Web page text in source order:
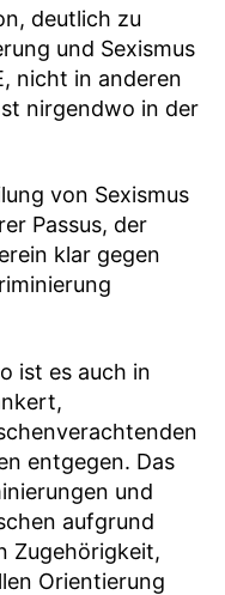
deutlich zu
und Sexismus
nicht in anderen
nirgendwo in der
von Sexismus
Passus, der
klar gegen
ist es auch in
entgegen. Das
und
aufgrund
Zugehörigkeit,
Orientierung